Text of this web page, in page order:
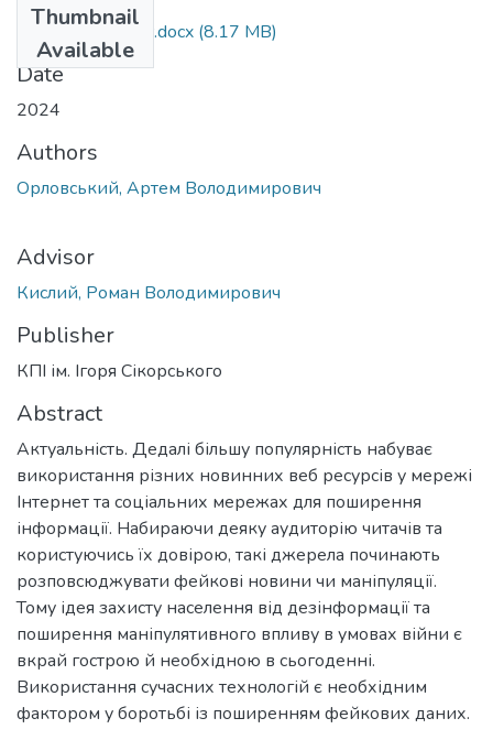
Thumbnail
Available
Orlovskyi_magistr.docx (8.17 MB)
Date
2024
Authors
Орловський, Артем Володимирович
Advisor
Кислий, Роман Володимирович
Publisher
КПІ ім. Ігоря Сікорського
Abstract
Актуальність. Дедалі більшу популярність набуває
використання різних новинних веб ресурсів у мережі
Інтернет та соціальних мережах для поширення
інформації. Набираючи деяку аудиторію читачів та
користуючись їх довірою, такі джерела починають
розповсюджувати фейкові новини чи маніпуляції.
Тому ідея захисту населення від дезінформації та
поширення маніпулятивного впливу в умовах війни є
вкрай гострою й необхідною в сьогоденні.
Використання сучасних технологій є необхідним
фактором у боротьбі із поширенням фейкових даних.